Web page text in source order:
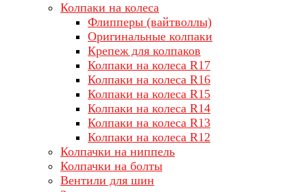
Колпаки на колеса
Флипперы (вайтволлы)
Оригинальные колпаки
Крепеж для колпаков
Колпаки на колеса R17
Колпаки на колеса R16
Колпаки на колеса R15
Колпаки на колеса R14
Колпаки на колеса R13
Колпаки на колеса R12
Колпачки на ниппель
Колпачки на болты
Вентили для шин